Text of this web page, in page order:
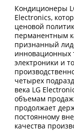
Кондиционеры
Electronics,
ценовой
перманентным
признанный
инновационных
электроники и
четырех
века LG
объемам
продолжает
постоянному
качества